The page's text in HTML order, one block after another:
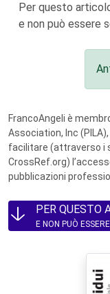
Per questo
e non può essere
FrancoAngeli è
Association, Inc
facilitare (attraverso i
CrossRef.org)
pubblicazioni
PER QUESTO
E NON PUÒ